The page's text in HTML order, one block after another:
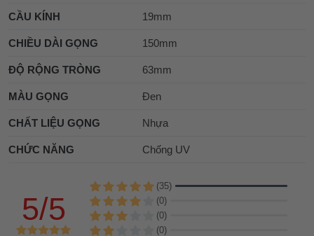
CẦU KÍNH 19mm
CHIỀU DÀI GỌNG 150mm
ĐỘ RỘNG TRÒNG 63mm
MÀU GỌNG Đen
CHẤT LIỆU GỌNG Nhựa
CHỨC NĂNG Chống UV
5/5
(35)
(0)
(0)
(0)